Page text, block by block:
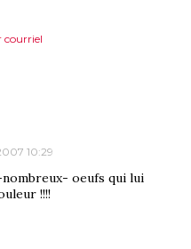
courriel
10:29
oeufs qui lui
!!!!